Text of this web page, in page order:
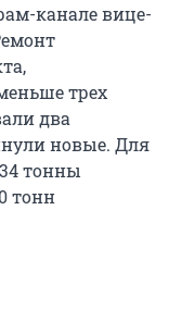
канале вице-
трех
два
новые. Для
тонны
тонн